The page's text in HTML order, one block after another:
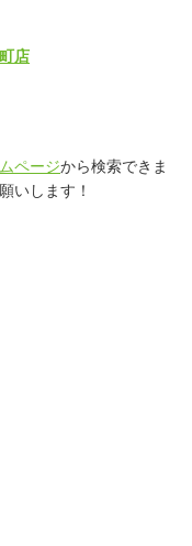
店
ページから検索できま
いします！